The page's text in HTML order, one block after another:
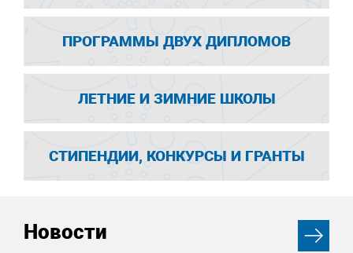
ПРОГРАММЫ ДВУХ ДИПЛОМОВ
ЛЕТНИЕ И ЗИМНИЕ ШКОЛЫ
СТИПЕНДИИ, КОНКУРСЫ И ГРАНТЫ
Новости